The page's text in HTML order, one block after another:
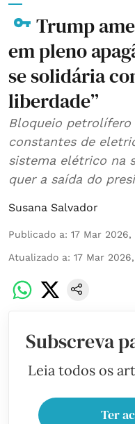
Trump
em pleno
se solidária
liberdade”
Bloqueio petrolífero
constantes de
sistema elétrico na
quer a saída do
Susana Salvador
Publicado a: 17 Mar 2026,
Atualizado a: 17 Mar
Subscreva
Leia todos os
Ter